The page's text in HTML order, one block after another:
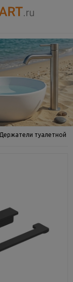
Держатели туалетной